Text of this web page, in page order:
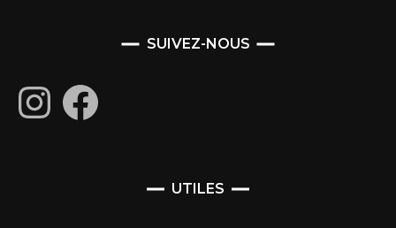
SUIVEZ-NOUS
InstagramFacebook
UTILES